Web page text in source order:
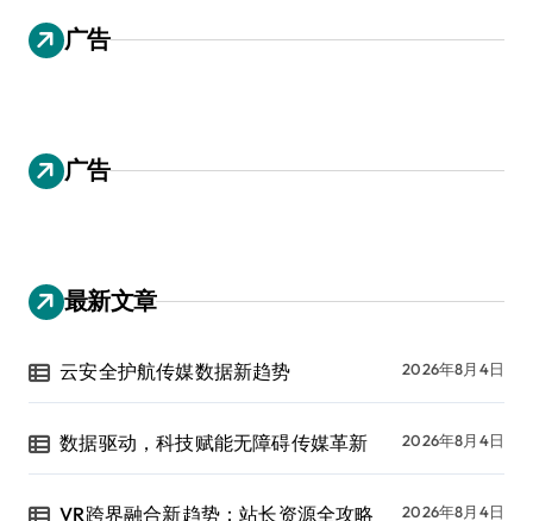
广告
广告
最新文章
云安全护航传媒数据新趋势 2026年8月4日
数据驱动，科技赋能无障碍传媒革新 2026年8月4日
VR跨界融合新趋势：站长资源全攻略 2026年8月4日